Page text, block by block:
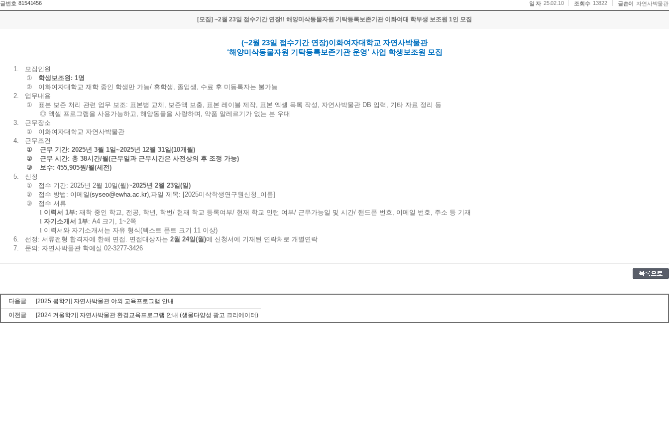
글번호 81541456 일 자 25.02.10 조회수 13822 글쓴이 자연사박물관
[모집] ~2월 23일 접수기간 연장!! 해양미삭동물자원 기탁등록보존기관 이화여대 학부생 보조원 1인 모집
(~2월 23일 접수기간 연장)이화여자대학교 자연사박물관
‘해양미삭동물자원 기탁등록보존기관 운영’ 사업 학생보조원 모집
1.
모집인원
①
학생보조원: 1명
②
이화여자대학교 재학 중인 학생만 가능/ 휴학생, 졸업생, 수료 후 미등록자는 불가능
2.
업무내용
①
표본 보존 처리 관련 업무 보조: 표본병 교체, 보존액 보충, 표본 레이블 제작, 표본 엑셀 목록 작성, 자연사박물관 DB 입력, 기타 자료 정리 등
◎ 엑셀 프로그램을 사용가능하고, 해양동물을 사랑하며, 약품 알레르기가 없는 분 우대
3.
근무장소
①
이화여자대학교 자연사박물관
4.
근무조건
①
근무 기간: 2025년 3월 1일~2025년 12월 31일(10개월)
②
근무 시간: 총 38시간/월(근무일과 근무시간은 사전상의 후 조정 가능)
③
보수: 455,905원/월(세전)
5.
신청
①
접수 기간: 2025년 2월 10일(월)~2025년 2월 23일(일)
②
접수 방법: 이메일(syseo@ewha.ac.kr),파일 제목: [2025미삭학생연구원신청_이름]
③
접수 서류
l 이력서 1부: 재학 중인 학교, 전공, 학년, 학번/ 현재 학교 등록여부/ 현재 학교 인턴 여부/ 근무가능일 및 시간/ 핸드폰 번호, 이메일 번호, 주소 등 기재
l 자기소개서 1부: A4 크기, 1~2쪽
l 이력서와 자기소개서는 자유 형식(텍스트 폰트 크기 11 이상)
6.
선정: 서류전형 합격자에 한해 면접. 면접대상자는 2월 24일(월)에 신청서에 기재된 연락처로 개별연락
7.
문의: 자연사박물관 학예실 02-3277-3426
다음글
[2025 봄학기] 자연사박물관 야외 교육프로그램 안내
이전글
[2024 겨울학기] 자연사박물관 환경교육프로그램 안내 (생물다양성 광고 크리에이터)